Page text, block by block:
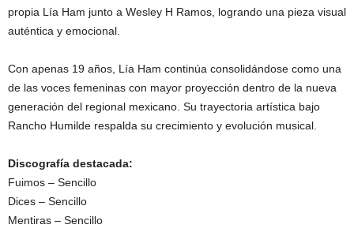
propia Lía Ham junto a Wesley H Ramos, logrando una pieza visual
auténtica y emocional.
Con apenas 19 años, Lía Ham continúa consolidándose como una
de las voces femeninas con mayor proyección dentro de la nueva
generación del regional mexicano. Su trayectoria artística bajo
Rancho Humilde respalda su crecimiento y evolución musical.
Discografía destacada:
Fuimos – Sencillo
Dices – Sencillo
Mentiras – Sencillo